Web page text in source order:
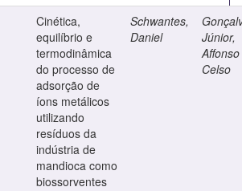
Cinética,
equilíbrio e
termodinâmica
do processo de
adsorção de
íons metálicos
utilizando
resíduos da
indústria de
mandioca como
biossorventes
Schwantes,
Daniel
Júnior,
Affonso
Celso